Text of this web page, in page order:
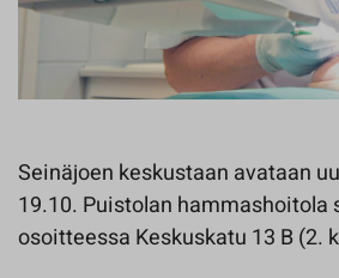
Seinäjoen keskustaan avataan
19.10. Puistolan
osoitteessa Keskuskatu 13 B (2.